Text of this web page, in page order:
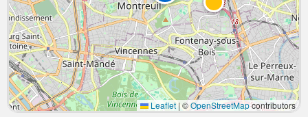
Leaflet | ©OpenStreetMapcontributors